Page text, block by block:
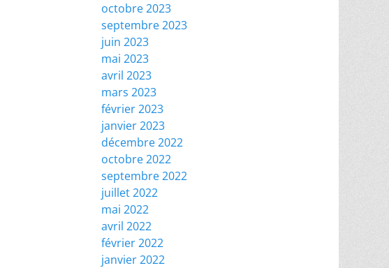
octobre 2023
septembre 2023
juin 2023
mai 2023
avril 2023
mars 2023
février 2023
janvier 2023
décembre 2022
octobre 2022
septembre 2022
juillet 2022
mai 2022
avril 2022
février 2022
janvier 2022